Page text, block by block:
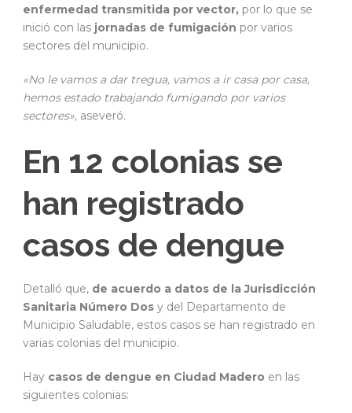
enfermedad transmitida por vector, por lo que se
inició con las jornadas de fumigación por varios
sectores del municipio.
«No le vamos a dar tregua, vamos a ir casa por casa,
hemos estado trabajando fumigando por varios
sectores», aseveró.
En 12 colonias se
han registrado
casos de dengue
Detalló que, de acuerdo a datos de la Jurisdicción
Sanitaria Número Dos y del Departamento de
Municipio Saludable, estos casos se han registrado en
varias colonias del municipio.
Hay casos de dengue en Ciudad Madero en las
siguientes colonias: